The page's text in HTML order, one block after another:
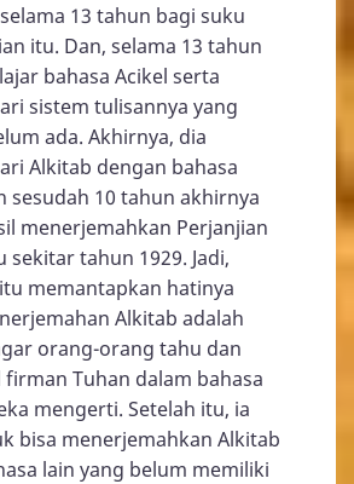
13 tahun bagi suku
itu. Dan, selama 13 tahun
bahasa Acikel serta
sistem tulisannya yang
ada. Akhirnya, dia
Alkitab dengan bahasa
sesudah 10 tahun akhirnya
menerjemahkan Perjanjian
sekitar tahun 1929. Jadi,
memantapkan hatinya
Alkitab adalah
orang-orang tahu dan
Tuhan dalam bahasa
mengerti. Setelah itu, ia
bisa menerjemahkan Alkitab
lain yang belum memiliki